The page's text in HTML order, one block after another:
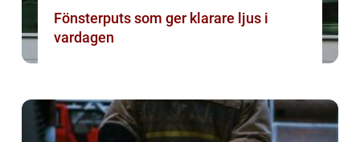
Fönsterputs som ger klarare ljus i
vardagen